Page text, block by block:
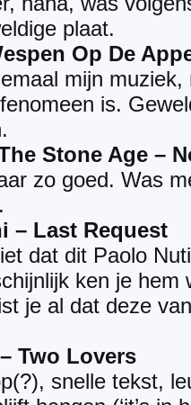
plaat.
Op De
mijn
is.
Stone Age –
zo goed. Was
– Last Request
dat dit Paolo
ken je hem
je al dat deze
Two Lovers
snelle tekst,